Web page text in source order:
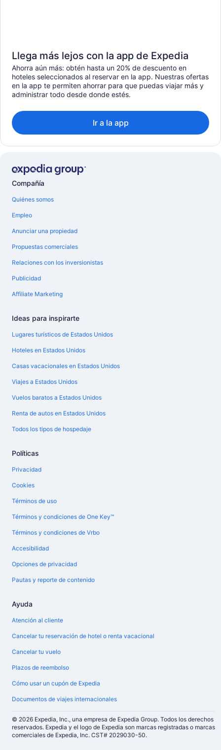
Llega más lejos con la app de Expedia
Ahorra aún más: obtén hasta un 20% de descuento en
hoteles seleccionados al reservar en la app. Nuestras ofertas
en la app te permiten ahorrar para que puedas viajar más y
administrar todo desde donde estés.
Ir a la app
Compañía
Quiénes somos
Empleo
Anunciar una propiedad
Propuestas comerciales
Relaciones con los inversionistas
Publicidad
Affiliate Marketing
Ideas para inspirarte
Lugares turísticos de Estados Unidos
Hoteles en Estados Unidos
Casas vacacionales en Estados Unidos
Viajes a Estados Unidos
Vuelos baratos a Estados Unidos
Renta de autos en Estados Unidos
Todos los tipos de hospedaje
Políticas
Privacidad
Cookies
Términos de uso
Términos y condiciones de One Key™
Términos y condiciones de Vrbo
Accesibilidad
Opciones de privacidad
Pautas y reporte de contenido
Ayuda
Atención al cliente
Cancelar tu reservación de hotel o renta vacacional
Cancelar tu vuelo
Plazos de reembolso
Cómo usar un cupón de Expedia
Documentos de viajes internacionales
© 2026 Expedia, Inc., una empresa de Expedia Group. Todos los derechos
reservados. Expedia y el logo de Expedia son marcas registradas o marcas
comerciales de Expedia, Inc. CST# 2029030-50.